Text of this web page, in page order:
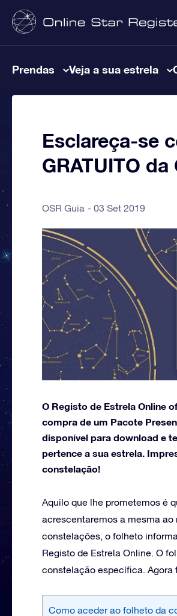
Prendas Veja a sua estrela
Esclareça-se
GRATUITO
OSR Guia 03 Set 2019
O Registo de Estrela Online
compra de um Pacote
disponível para download e
pertence a sua estrela.
constelação!
Aquilo que lhe prometemos é
acrescentaremos a mesma ao
constelações, o folheto
Registo de Estrela Online. O
constelação específica.
Como aceder ao folheto da